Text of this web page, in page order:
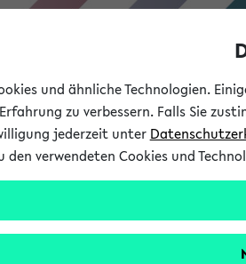
Studies
taught in
und ähnliche Technologien.
zu verbessern. Falls Sie
jederzeit unter
verwendeten Cookies und